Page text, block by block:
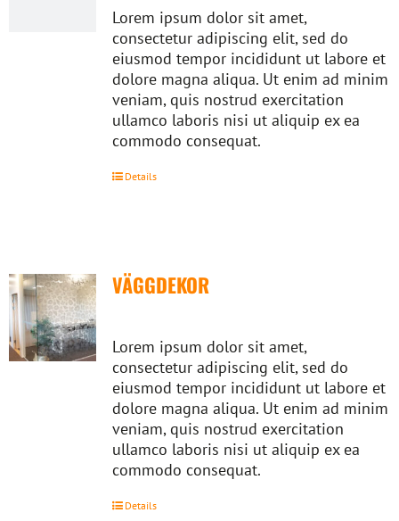
Lorem ipsum dolor sit amet,
consectetur adipiscing elit, sed do
eiusmod tempor incididunt ut labore et
dolore magna aliqua. Ut enim ad minim
veniam, quis nostrud exercitation
ullamco laboris nisi ut aliquip ex ea
commodo consequat.
Details
VÄGGDEKOR
Lorem ipsum dolor sit amet,
consectetur adipiscing elit, sed do
eiusmod tempor incididunt ut labore et
dolore magna aliqua. Ut enim ad minim
veniam, quis nostrud exercitation
ullamco laboris nisi ut aliquip ex ea
commodo consequat.
Details